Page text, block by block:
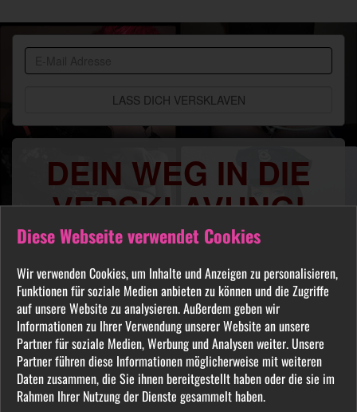
Diese Webseite verwendet Cookies
Wir verwenden Cookies, um Inhalte und Anzeigen zu personalisieren,
Funktionen für soziale Medien anbieten zu können und die Zugriffe
auf unsere Website zu analysieren. Außerdem geben wir
Informationen zu Ihrer Verwendung unserer Website an unsere
Partner für soziale Medien, Werbung und Analysen weiter. Unsere
Partner führen diese Informationen möglicherweise mit weiteren
Daten zusammen, die Sie ihnen bereitgestellt haben oder die sie im
Rahmen Ihrer Nutzung der Dienste gesammelt haben.
DEIN WEG IN DIE
VERSKLAVUNG!
Du sehnst Dich danach benutzt, manipuliert,
FETISCH ist in unserer Community willkommen
und auch Du wirst hier Deine Herrin finden, die
Dich Schritt für Schritt in das Sklavenleben deiner
Träume führt. Lebe deine dunkelsten Fantasien
LIVE vor der Cam aus. Finde unter tausenden
privaten SM- und Fetischvideos deine dominante
Lady und genieße die Leidenschaft, die Leiden